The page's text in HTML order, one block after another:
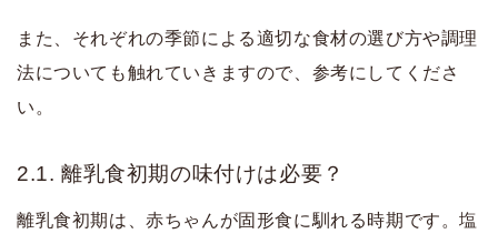
また、それぞれの季節による適切な食材の選び方や調理
法についても触れていきますので、参考にしてくださ
い。
2.1. 離乳食初期の味付けは必要？
離乳食初期は、赤ちゃんが固形食に馴れる時期です。塩